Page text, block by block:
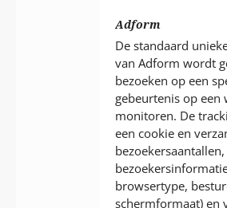
Adform
De standaard
van Adform wordt
bezoeken op een
gebeurtenis op een
monitoren. De
een cookie en
browsertype,
schermformaat) en